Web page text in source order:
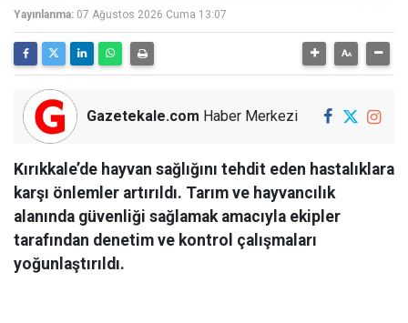
Yayınlanma: 07 Ağustos 2026 Cuma 13:07
Gazetekale.com Haber Merkezi
Kırıkkale’de hayvan sağlığını tehdit eden hastalıklara
karşı önlemler artırıldı. Tarım ve hayvancılık
alanında güvenliği sağlamak amacıyla ekipler
tarafından denetim ve kontrol çalışmaları
yoğunlaştırıldı.